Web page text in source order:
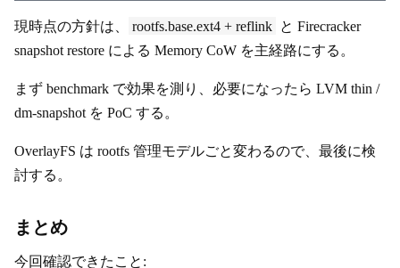
現時点の方針は、 rootfs.base.ext4 + reflink と Firecracker
snapshot restore による Memory CoW を主経路にする。
まず benchmark で効果を測り、必要になったら LVM thin /
dm-snapshot を PoC する。
OverlayFS は rootfs 管理モデルごと変わるので、最後に検
討する。
まとめ
今回確認できたこと: